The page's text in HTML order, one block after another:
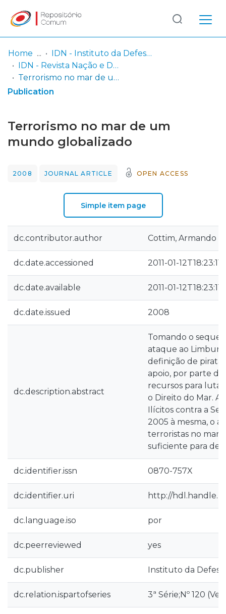
Communities
& Collections
Log
In
(current)
Home
IDN - Instituto da Defesa Nacional
IDN - Revista Nação e Defesa
Terrorismo no mar de um mundo globalizado
Publication
Terrorismo no mar de um
mundo globalizado
2008 JOURNAL ARTICLE OPEN ACCESS
Simple item page
dc.contributor.author Cottim, Armando A.
dc.date.accessioned 2011-01-12T18:23:11Z
dc.date.available 2011-01-12T18:23:11Z
dc.date.issued 2008
dc.description.abstract
Tomando o
ataque ao
definição de
apoio, por parte de
recursos para lutar
o Direito do Mar.
Ilícitos contra a
2005 à mesma, o
terroristas no mar,
suficiente para
dc.identifier.issn 0870-757X
dc.identifier.uri http://
dc.language.iso por
dc.peerreviewed yes
dc.publisher Instituto da
dc.relation.ispartofseries 3ª Série;Nº 120